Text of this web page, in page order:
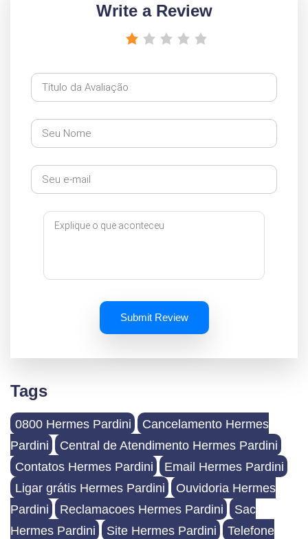
Write a Review
Submit Review
Tags
0800 Hermes Pardini
Cancelamento Hermes
Pardini
Central de Atendimento Hermes Pardini
Contatos Hermes Pardini
Email Hermes Pardini
Ligar grátis Hermes Pardini
Ouvidoria Hermes
Pardini
Reclamacoes Hermes Pardini
Sac
Hermes Pardini
Site Hermes Pardini
Telefone